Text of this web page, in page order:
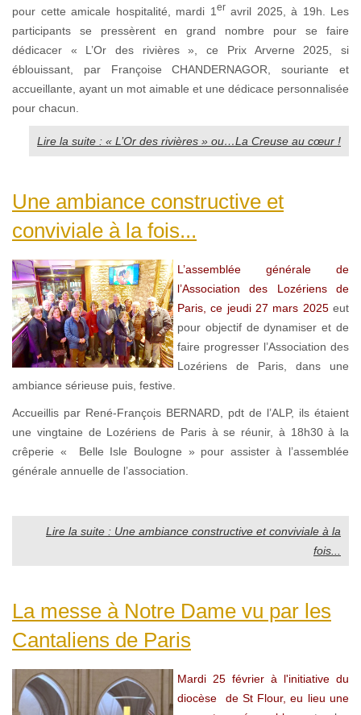
pour cette amicale hospitalité, mardi 1 er avril 2025, à 19h. Les
participants se pressèrent en grand nombre pour se faire
dédicacer « L’Or des rivières », ce Prix Arverne 2025, si
éblouissant, par Françoise CHANDERNAGOR, souriante et
accueillante, ayant un mot aimable et une dédicace personnalisée
pour chacun.
Lire la suite : « L’Or des rivières » ou…La Creuse au cœur !
Une ambiance constructive et
conviviale à la fois...
L’assemblée générale de
l’Association des Lozériens de
Paris, ce jeudi 27 mars 2025eut
pour objectif de dynamiser et de
faire progresser l’Association des
Lozériens de Paris, dans une
ambiance sérieuse puis, festive.
Accueillis par René-François BERNARD, pdt de l’ALP, ils étaient
une vingtaine de Lozériens de Paris à se réunir, à 18h30 à la
crêperie « Belle Isle Boulogne » pour assister à l’assemblée
générale annuelle de l’association.
Lire la suite : Une ambiance constructive et conviviale à la
fois...
La messe à Notre Dame vu par les
Cantaliens de Paris
Mardi 25 février à l'initiative du
diocèse de St Flour, eu lieu une